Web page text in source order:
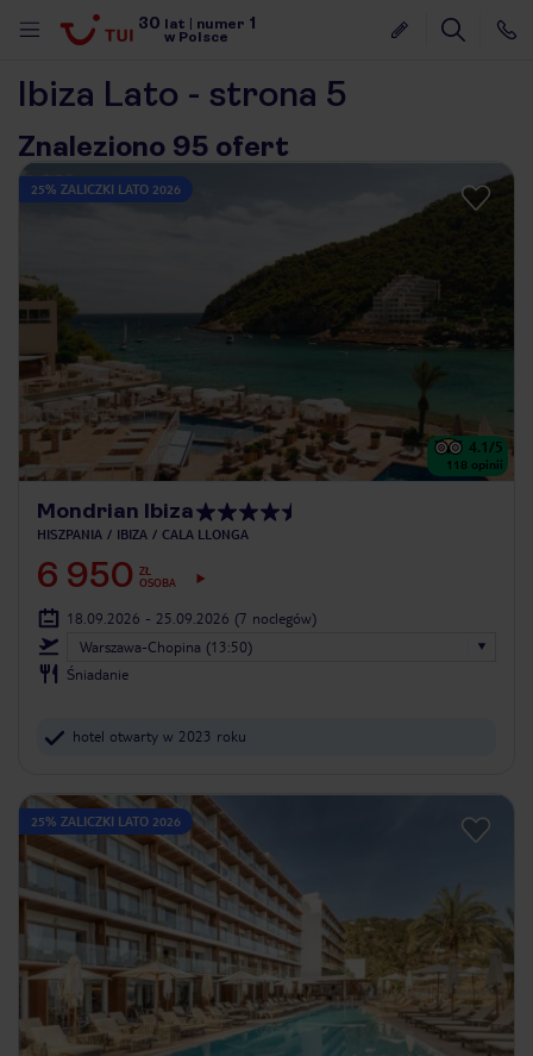
30 lat numer 1
w Polsce
Ibiza Lato - strona 5
Znaleziono 95 ofert
25% ZALICZKI LATO 2026
4.1/5
118 opinii
Mondrian Ibiza
HISZPANIA IBIZA CALA LLONGA
6 950 ZŁ
OSOBA
18.09.2026 - 25.09.2026 (7 noclegów)
Warszawa-Chopina (13:50)
Śniadanie
hotel otwarty w 2023 roku
25% ZALICZKI LATO 2026